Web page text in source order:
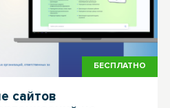
БЕСПЛАТНО
сайтов